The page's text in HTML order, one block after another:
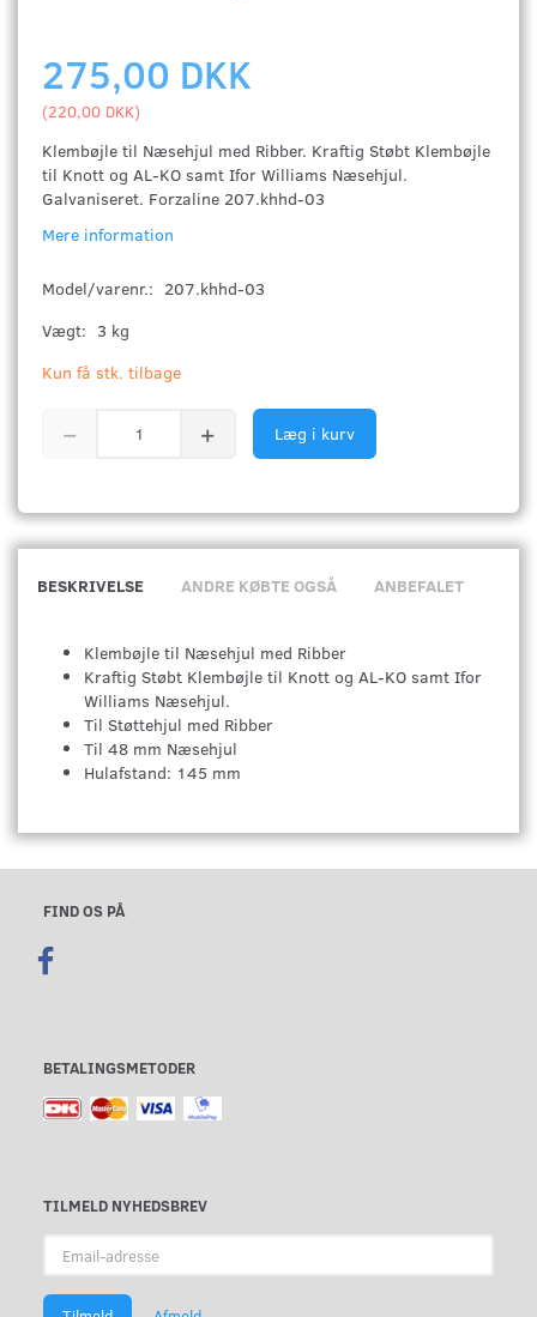
275,00 DKK
(220,00 DKK)
Klembøjle til Næsehjul med Ribber. Kraftig Støbt Klembøjle
til Knott og AL-KO samt Ifor Williams Næsehjul.
Galvaniseret. Forzaline 207.khhd-03
Mere information
Model/varenr.: 207.khhd-03
Vægt: 3 kg
Kun få stk. tilbage
Læg i kurv
BESKRIVELSE ANDRE KØBTE OGSÅ ANBEFALET
Klembøjle til Næsehjul med Ribber
Kraftig Støbt Klembøjle til Knott og AL-KO samt Ifor
Williams Næsehjul.
Til Støttehjul med Ribber
Til 48 mm Næsehjul
Hulafstand: 145 mm
FIND OS PÅ
BETALINGSMETODER
TILMELD NYHEDSBREV
adresse